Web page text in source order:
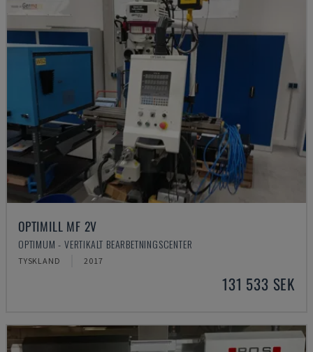
OPTIMILL MF 2V
OPTIMUM - VERTIKALT BEARBETNINGSCENTER
TYSKLAND 2017
131 533 SEK